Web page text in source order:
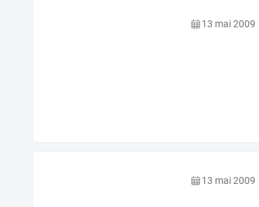
13 mai 2009
13 mai 2009